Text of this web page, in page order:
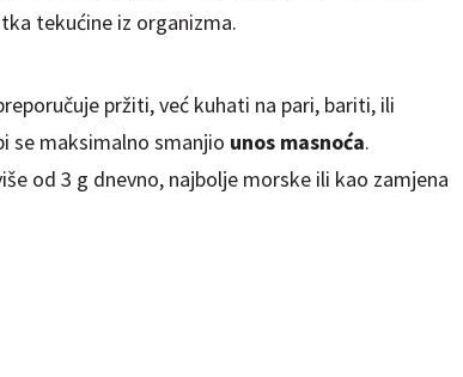
tekućine iz organizma.
pržiti, već kuhati na pari, bariti, ili
se maksimalno smanjio unos masnoća.
od 3 g dnevno, najbolje morske ili kao zamjena